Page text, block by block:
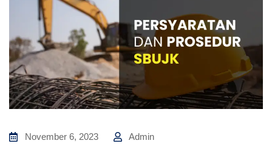
November 6, 2023 Admin